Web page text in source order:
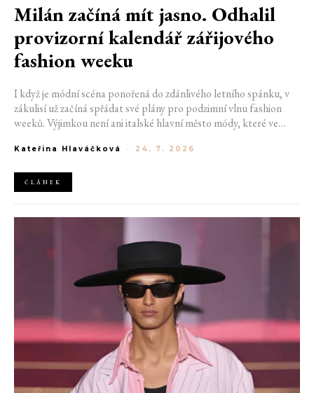
Milán začíná mít jasno. Odhalil
provizorní kalendář zářijového
fashion weeku
I když je módní scéna ponořená do zdánlivého letního spánku, v
zákulisí už začíná spřádat své plány pro podzimní vlnu fashion
weeků. Výjimkou není ani italské hlavní město módy, které ve
22. do 28. září přivítá tradiční jména, pozornost však zaměří
Moschino.
Kateřina Hlaváčková - 24. 7. 2026
ČLÁNEK